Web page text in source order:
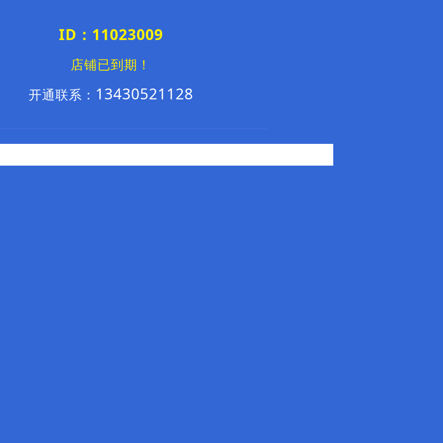
ID：11023009
店铺已到期！
开通联系： 13430521128